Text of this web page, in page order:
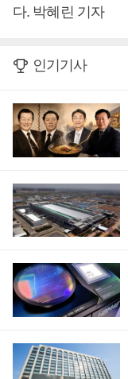
다. 박혜린 기자
인기기사